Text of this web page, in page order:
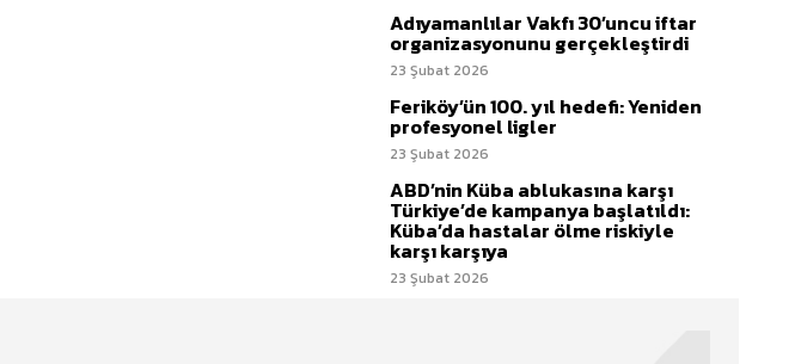
Adıyamanlılar Vakfı 30’uncu iftar
organizasyonunu gerçekleştirdi
23 Şubat 2026
Feriköy’ün 100. yıl hedefi: Yeniden
profesyonel ligler
23 Şubat 2026
ABD’nin Küba ablukasına karşı
Türkiye’de kampanya başlatıldı:
Küba’da hastalar ölme riskiyle
karşı karşıya
23 Şubat 2026